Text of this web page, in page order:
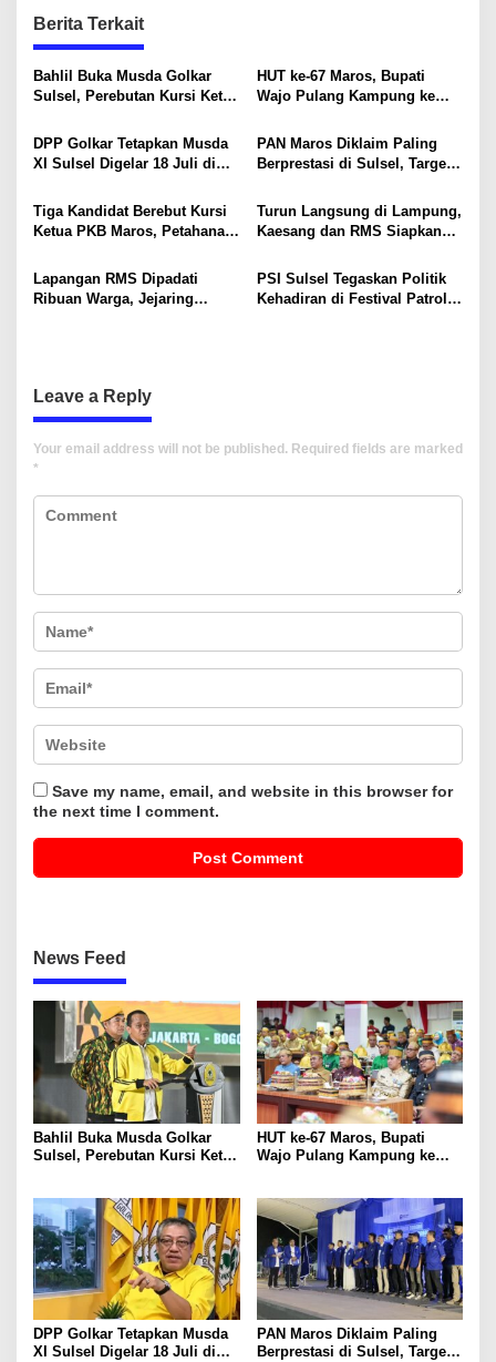
a
v
i
a
i
n
Berita Terkait
Bahlil Buka Musda Golkar
Sulsel, Perebutan Kursi Ketua
HUT ke-67 Maros, Bupati
Wajo Pulang Kampung ke
DPP Golkar Tetapkan Musda
XI Sulsel Digelar 18 Juli di
PAN Maros Diklaim Paling
Berprestasi di Sulsel, Target
Tiga Kandidat Berebut Kursi
Ketua PKB Maros, Petahana
Turun Langsung di Lampung,
Kaesang dan RMS Siapkan
Pemilu
Lapangan RMS Dipadati
Ribuan Warga, Jejaring
PSI Sulsel Tegaskan Politik
Kehadiran di Festival Patrol
Leave a Reply
Your email address will not be published. Required fields are marked
*
Save my name, email, and website in this browser for
the next time I comment.
News Feed
Bahlil Buka Musda Golkar
Sulsel, Perebutan Kursi Ketua
HUT ke-67 Maros, Bupati
Wajo Pulang Kampung ke
DPP Golkar Tetapkan Musda
XI Sulsel Digelar 18 Juli di
PAN Maros Diklaim Paling
Berprestasi di Sulsel, Target